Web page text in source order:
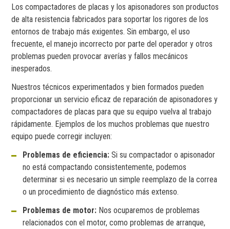
Los compactadores de placas y los apisonadores son productos
de alta resistencia fabricados para soportar los rigores de los
entornos de trabajo más exigentes. Sin embargo, el uso
frecuente, el manejo incorrecto por parte del operador y otros
problemas pueden provocar averías y fallos mecánicos
inesperados.
Nuestros técnicos experimentados y bien formados pueden
proporcionar un servicio eficaz de reparación de apisonadores y
compactadores de placas para que su equipo vuelva al trabajo
rápidamente. Ejemplos de los muchos problemas que nuestro
equipo puede corregir incluyen:
Problemas de eficiencia: Si su compactador o apisonador
no está compactando consistentemente, podemos
determinar si es necesario un simple reemplazo de la correa
o un procedimiento de diagnóstico más extenso.
Problemas de motor: Nos ocuparemos de problemas
relacionados con el motor, como problemas de arranque,